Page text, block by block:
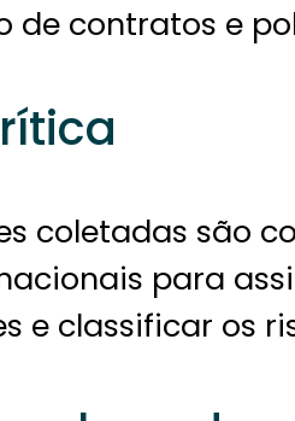
de contratos e
coletadas são
para
e classificar os